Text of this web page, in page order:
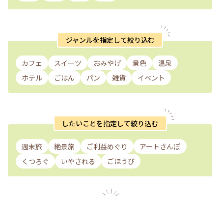
ジャンルを指定して絞り込む
カフェ スイーツ おみやげ 景色
温泉
ホテル
ごはん パン 雑貨 イベント
したいことを指定して絞り込む
週末旅 絶景旅 ご利益めぐり
アートさんぽ
くつろぐ
いやされる ごほうび